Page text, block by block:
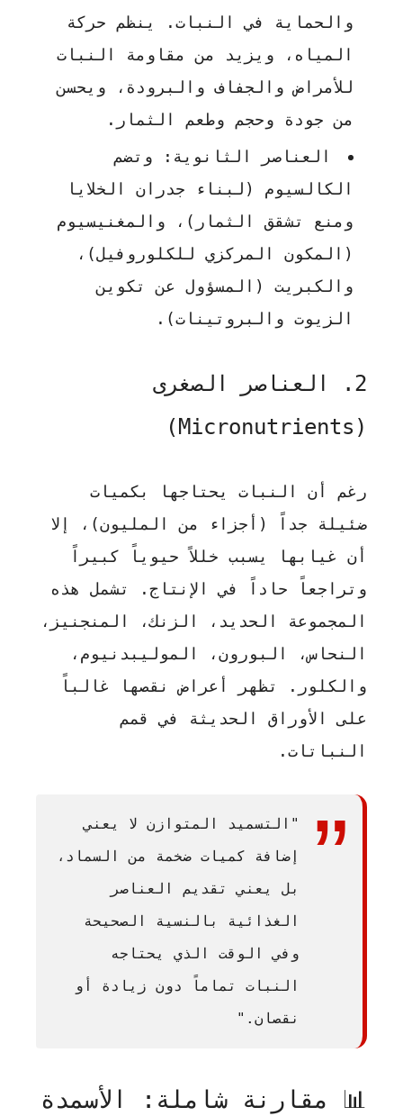
والحماية في النبات. ينظم حركة
المياه، ويزيد من مقاومة النبات
للأمراض والجفاف والبرودة، ويحسن
من جودة وحجم وطعم الثمار.
العناصر الثانوية:
وتضم
الكالسيوم (لبناء جدران الخلايا
ومنع تشقق الثمار)، والمغنيسيوم
(المكون المركزي للكلوروفيل)،
والكبريت (المسؤول عن تكوين
الزيوت والبروتينات).
2. العناصر الصغرى
(Micronutrients)
رغم أن النبات يحتاجها بكميات
ضئيلة جداً (أجزاء من المليون)، إلا
أن غيابها يسبب خللاً حيوياً كبيراً
وتراجعاً حاداً في الإنتاج. تشمل هذه
المجموعة الحديد، الزنك، المنجنيز،
النحاس، البورون، الموليبدنيوم،
والكلور. تظهر أعراض نقصها غالباً
على الأوراق الحديثة في قمم
النباتات.
"التسميد المتوازن لا يعني
إضافة كميات ضخمة من السماد،
بل يعني تقديم العناصر
الغذائية بالنسية الصحيحة
وفي الوقت الذي يحتاجه
النبات تماماً دون زيادة أو
نقصان."
📊 مقارنة شاملة: الأسمدة